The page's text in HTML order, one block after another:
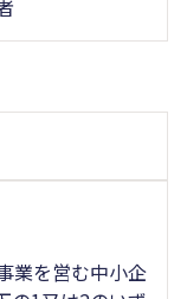
業を営む中小企